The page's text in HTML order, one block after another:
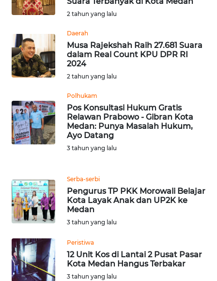
2 tahun yang lalu
Daerah
Musa Rajekshah Raih 27.681 Suara
dalam Real Count KPU DPR RI
2024
2 tahun yang lalu
Polhukam
Pos Konsultasi Hukum Gratis
Relawan Prabowo - Gibran Kota
Medan: Punya Masalah Hukum,
Ayo Datang
3 tahun yang lalu
Serba-serbi
Pengurus TP PKK Morowali Belajar
Kota Layak Anak dan UP2K ke
Medan
3 tahun yang lalu
Peristiwa
12 Unit Kos di Lantai 2 Pusat Pasar
Kota Medan Hangus Terbakar
3 tahun yang lalu
LABUHANBATU
TAPANULI
TENGAH
WN DELI
WN
TEBING
TINGGI
WN
KARAWANG
BEKASI
WN
BOGOR